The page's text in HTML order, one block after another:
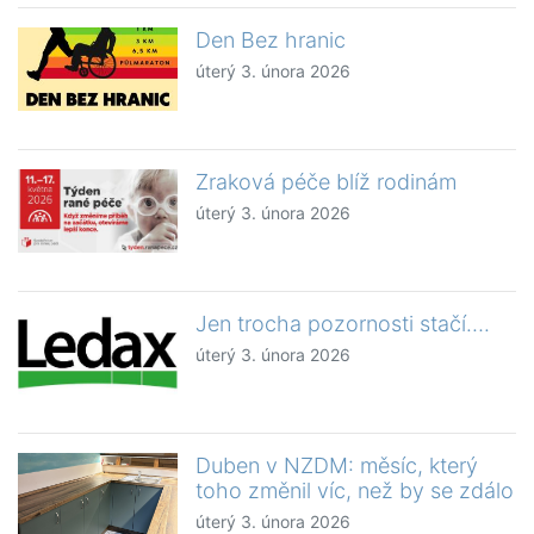
Den Bez hranic
úterý 3. února 2026
Zraková péče blíž rodinám
úterý 3. února 2026
Jen trocha pozornosti stačí….
úterý 3. února 2026
Duben v NZDM: měsíc, který
toho změnil víc, než by se zdálo
úterý 3. února 2026